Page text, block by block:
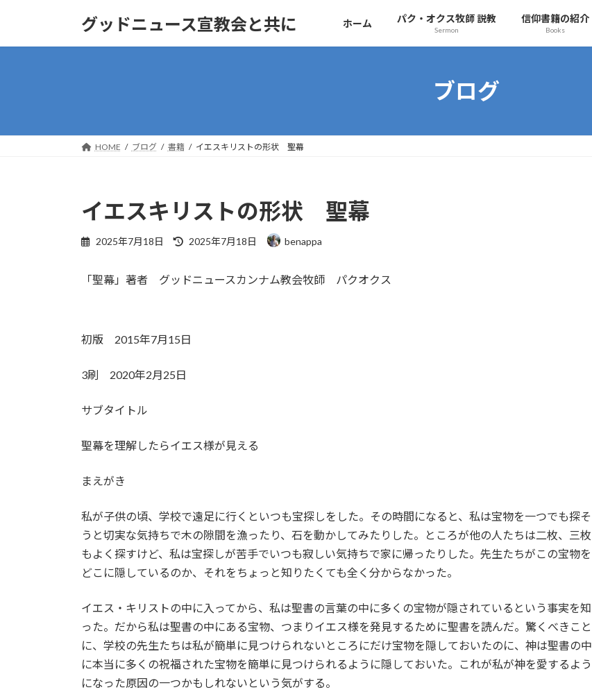
グッドニュース宣教会と共に ホーム パク・オクス牧師 説教
Sermon
信仰書籍の紹介
Books
ブログ
HOME ブログ 書籍 イエスキリストの形状 聖幕
イエスキリストの形状 聖幕
2025年7月18日
最
新
2025年7月18日 benappa
「聖幕」著者 グッドニュースカンナム教会牧師 パクオクス
初版 2015年7月15日
3刷 2020年2月25日
サブタイトル
聖幕を理解したらイエス様が見える
まえがき
私が子供の頃、学校で遠足に行くといつも宝探しをした。その時間になると、私は宝物を一つでも探そ
うと切実な気持ちで木の隙間を漁ったり、石を動かしてみたりした。ところが他の人たちは二枚、三枚
もよく探すけど、私は宝探しが苦手でいつも寂しい気持ちで家に帰ったりした。先生たちがこの宝物を
どこに隠しているのか、それをちょっと知りたくても全く分からなかった。
イエス・キリストの中に入ってから、私は聖書の言葉の中に多くの宝物が隠されているという事実を知
った。だから私は聖書の中にある宝物、つまりイエス様を発見するために聖書を読んだ。驚くべきこと
に、学校の先生たちは私が簡単に見つけられないところにだけ宝物を隠しておいたのに、神は聖書の中
に本当に多くの祝福された宝物を簡単に見つけられるように隠しておいた。これが私が神を愛するよう
になった原因の一つかもしれないという気がする。